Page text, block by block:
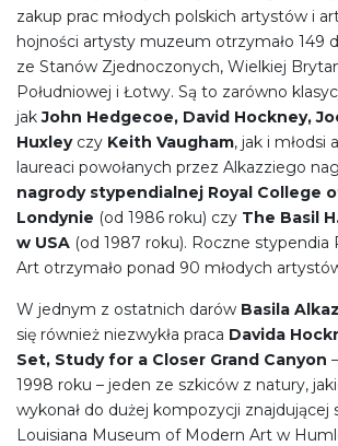
zakup prac młodych polskich artystów i
hojności artysty muzeum otrzymało 149
ze Stanów Zjednoczonych, Wielkiej
Południowej i Łotwy. Są to zarówno
jakJohn Hedgecoe, David Hockney,
Huxleyczy Keith Vaugham, jak i młodsi
laureaci powołanych przez Alkazziego
nagrody stypendialnej Royal College
Londynie (od 1986 roku) czy The Basil
w USA (od 1987 roku). Roczne stypendia
Art otrzymało ponad 90 młodych
W jednym z ostatnich darów Basila
się również niezwykła praca Davida
Set, Study for a Closer Grand Canyon
1998 roku – jeden ze szkiców z natury,
wykonał do dużej kompozycji znajdującej
Louisiana Museum of Modern Art w